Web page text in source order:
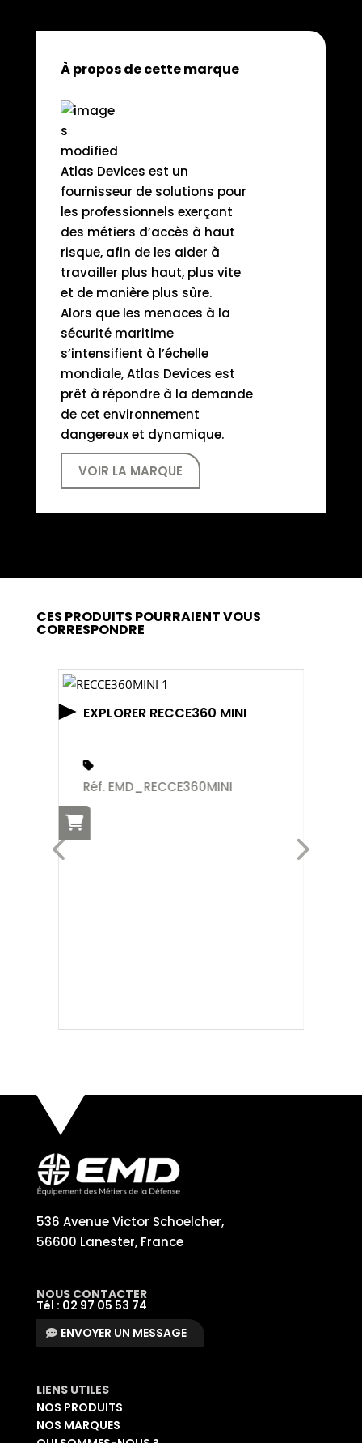
À propos de cette marque
Atlas Devices est un
fournisseur de solutions pour
les professionnels exerçant
des métiers d’accès à haut
risque, afin de les aider à
travailler plus haut, plus vite
et de manière plus sûre.
Alors que les menaces à la
sécurité maritime
s’intensifient à l’échelle
mondiale, Atlas Devices est
prêt à répondre à la demande
de cet environnement
dangereux et dynamique.
VOIR LA MARQUE
CES PRODUITS POURRAIENT VOUS
CORRESPONDRE
EXPLORER RECCE360 MINI
Réf. EMD_RECCE360MINI
536 Avenue Victor Schoelcher,
56600 Lanester, France
NOUS CONTACTER
Tél : 02 97 05 53 74
ENVOYER UN MESSAGE
LIENS UTILES
NOS PRODUITS
NOS MARQUES